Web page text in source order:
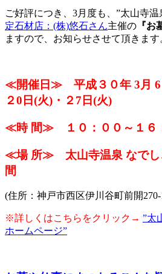
ご好評につき、3月度も、”太山寺
定石材店：(株)悠石さん主催の 『お
ますので、お知らせさせて頂きます
≪開催日≫ 平成３０年 3月 6
２0日(火)・２7日(火)
≪時 間≫ １０：００～１６
≪場 所≫ 太山寺温泉 なで
間
(住所：神戸市西区伊川谷町前開270-
※詳しくはこちらをクリック→ ”太
ホームページ”